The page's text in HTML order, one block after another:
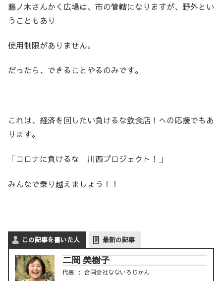
藤ノ木さんかく広場は、市の管轄になりますが、野外とい
うこともあり
使用制限がありません。
だったら、できることやるのみです。
これは、経済を回したい負けるな飲食店！への応援でもあ
ります。
「コロナに負けるな 川西プロジェクト！」
みんなで乗り越えましょう！！
この記事を書いた人 最新の記事
二岡 美樹子
代表 ： 合同会社なないろじかん